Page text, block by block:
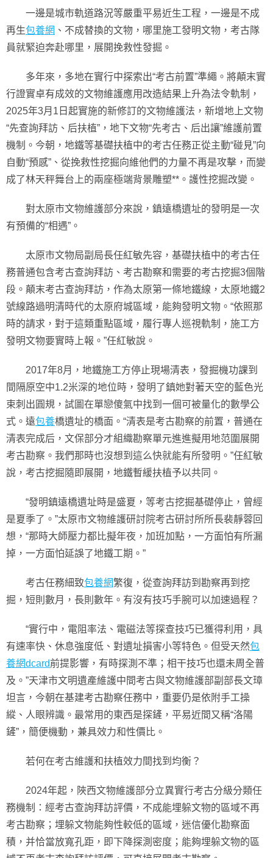
一邊是城市軌道路況等嚴重平易近生工程，一邊是不成
再生包養網 、不成替換的文物，哪里施工發明文物，考古隊
員就緊迫奔赴哪里，展開挽救性發掘。
多年來，多地在實行中探索出“考古前置”準繩。將顛末實
行證實卓有成效的文物維護應用改造結果上升為法令軌制，
2025年3月1日起實施的新修訂的文物維護法，新增地上文物
“先查詢拜訪、后扶植”，地下文物“先考古、后出讓”維護前置
機制。今朝，地鐵等基礎扶植中的考古任務正從主動“碰見”向
自動“預感”、從挽救性挖掘向維他們的力量不再是攻擊，而變
成了林天秤舞台上的兩座極端背景雕塑**。護性挖掘改變。
對太原市文物維護部分來說，鎮遠橋遺址的發明是一次
有預備的“相遇”。
太原市文物局副局長任紅敏先容，基礎扶植中的考古任
務普通包含考古查詢拜訪、考古勘察和需要的考古挖掘3個階
段。顛末考古查詢拜訪，作為太原第一條地鐵線，太原地鐵2
號線路過明清時代的太原府城區域，能夠發明文物。“依照那
時的請求，對于這類重點區域，履行專人巡視軌制，施工方
發明文物要實時上報。”任紅敏說。
2017年8月，地鐵施工方停止現場清表，發掘機功課到
間隔原空中1.2米深的地位時，發明了鎮她對著天空的藍色光
束刺出圓規，試圖在單戀傻氣中找到一個可被量化的數學公
式。遠包養橋遺址的橋面。“清表是考古勘察的前置，普通在
清表完成后，文保部分才組織勘察單元進進擬用地范圍展開
考古勘察。我們那時也沒想到這么快就能有所發明。”任紅敏
說，考古挖掘隨即展開，地鐵暫緩扶植予以共同。
“發明鎮遠橋遺址時是盛夏，等考古挖掘基礎停止，曾經
是夏季了。”太原市文物維護研討院考古研討所所長裴靜蓉回
想，“那時大師壓力都比擬年夜，加班加點，一方面怕有所漏
掉，一方面怕延誤了地鐵工期。”
考古任務細致包養網繁復，從查詢拜訪到勘察再到挖
掘，短則數月，長則數年。有沒有技巧手腕可以加速過程？
“實行中，電阻率法、電磁法等探查技巧已獲得利用，具
有速率快、休息強度低、對遺址損害小等特色。但受天然包
養網dcard前提影響，有時探測不準；相干技巧也還未周全普
及。”天津市文明遺產維護中間考古與文物維護部副部長文璋
坦言，今朝在基建考古勘察任務中，重要仍是依附手工操
縱、人眼辨識。最常用的東西是探鏟，平易近間又稱“洛陽
鏟”，簡便機動，兼具效力和性價比。
若何在考古維護和扶植效力間找到均衡？
2024年起，陜西文物維護部分立異實行考古分級分類任
務機制：經考古查詢拜訪評價，不成能埋躲文物的區域不再
考古勘察；埋躲文物能夠性較低的區域，迷信優化勘察面
積，并恰當放寬孔距，即下降探測密度；能夠埋躲文物的區